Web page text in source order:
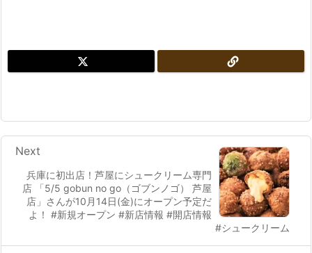
兵庫に初出店！芦屋にシュークリーム専門
店 「5/5 gobun no go（ゴブンノゴ） 芦屋
店」さんが10月14日(金)にオープン予定だ
よ！ #新規オープン #新店情報 #開店情報
#シュークリーム
Next